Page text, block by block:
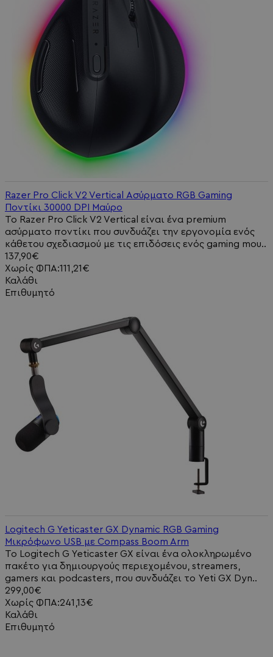
Razer Pro Click V2 Vertical Ασύρματο RGB Gaming
Ποντίκι 30000 DPI Μαύρο
Το Razer Pro Click V2 Vertical είναι ένα premium
ασύρματο ποντίκι που συνδυάζει την εργονομία ενός
κάθετου σχεδιασμού με τις επιδόσεις ενός gaming mou..
137,90€
Χωρίς ΦΠΑ:111,21€
Καλάθι
Επιθυμητό
Logitech G Yeticaster GX Dynamic RGB Gaming
Μικρόφωνο USB με Compass Boom Arm
Το Logitech G Yeticaster GX είναι ένα ολοκληρωμένο
πακέτο για δημιουργούς περιεχομένου, streamers,
gamers και podcasters, που συνδυάζει το Yeti GX Dyn..
299,00€
Χωρίς ΦΠΑ:241,13€
Καλάθι
Επιθυμητό